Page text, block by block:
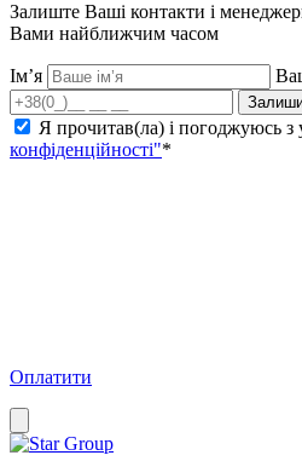
Залиште Ваші контакти і
Вами найближчим часом
Ім’я
Я прочитав(ла) і погоджуюсь з
конфіденційності"*
Оплатити